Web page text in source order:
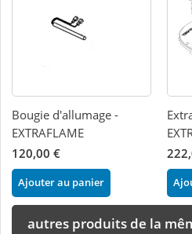
Bougie d'allumage -
EXTRAFLAME
120,00 €
Ajouter au panier
autres produits de la